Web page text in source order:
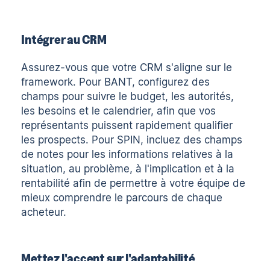
Intégrer au CRM
Assurez-vous que votre CRM s'aligne sur le
framework. Pour BANT, configurez des
champs pour suivre le budget, les autorités,
les besoins et le calendrier, afin que vos
représentants puissent rapidement qualifier
les prospects. Pour SPIN, incluez des champs
de notes pour les informations relatives à la
situation, au problème, à l'implication et à la
rentabilité afin de permettre à votre équipe de
mieux comprendre le parcours de chaque
acheteur.
Mettez l'accent sur l'adaptabilité